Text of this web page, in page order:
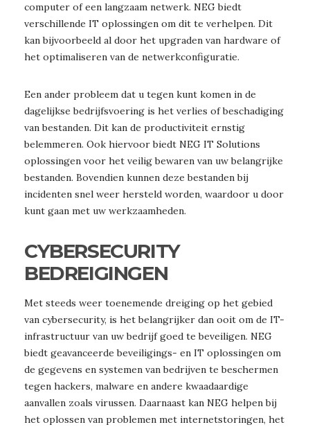
computer of een langzaam netwerk. NEG biedt
verschillende IT oplossingen om dit te verhelpen. Dit
kan bijvoorbeeld al door het upgraden van hardware of
het optimaliseren van de netwerkconfiguratie.
Een ander probleem dat u tegen kunt komen in de
dagelijkse bedrijfsvoering is het verlies of beschadiging
van bestanden. Dit kan de productiviteit ernstig
belemmeren. Ook hiervoor biedt NEG IT Solutions
oplossingen voor het veilig bewaren van uw belangrijke
bestanden. Bovendien kunnen deze bestanden bij
incidenten snel weer hersteld worden, waardoor u door
kunt gaan met uw werkzaamheden.
CYBERSECURITY
BEDREIGINGEN
Met steeds weer toenemende dreiging op het gebied
van cybersecurity, is het belangrijker dan ooit om de IT-
infrastructuur van uw bedrijf goed te beveiligen. NEG
biedt geavanceerde beveiligings- en IT oplossingen om
de gegevens en systemen van bedrijven te beschermen
tegen hackers, malware en andere kwaadaardige
aanvallen zoals virussen. Daarnaast kan NEG helpen bij
het oplossen van problemen met internetstoringen, het